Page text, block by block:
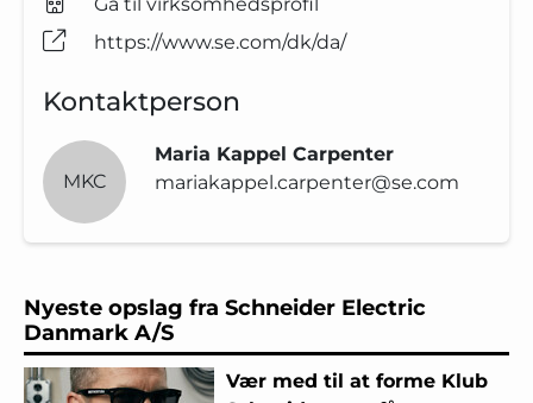
https://www.se.com/dk/da/
Kontaktperson
MKC
Maria Kappel Carpenter
mariakappel.carpenter@se.com
Nyeste opslag fra Schneider Electric
Danmark A/S
Vær med til at forme Klub